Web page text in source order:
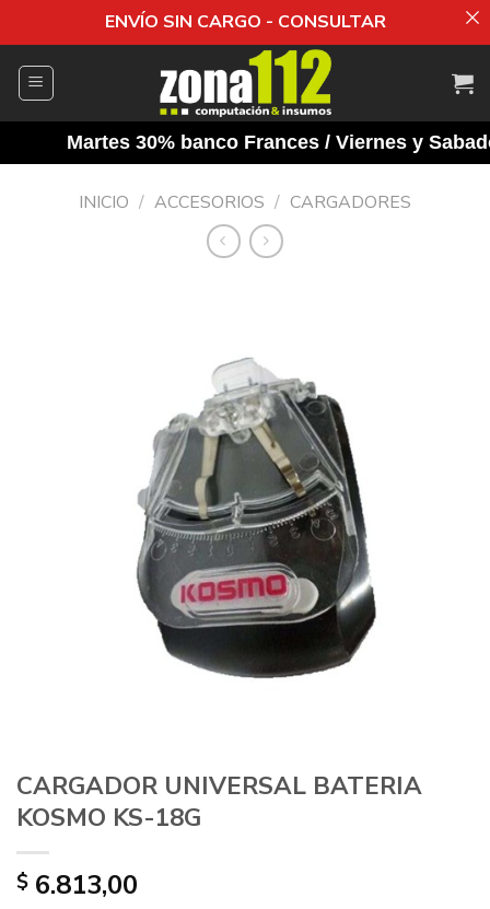
ENVÍO SIN CARGO - CONSULTAR
Martes 30% banco Frances / Viernes y
INICIO / ACCESORIOS / CARGADORES
CARGADOR UNIVERSAL BATERIA
KOSMO KS-18G
$ 6.813,00